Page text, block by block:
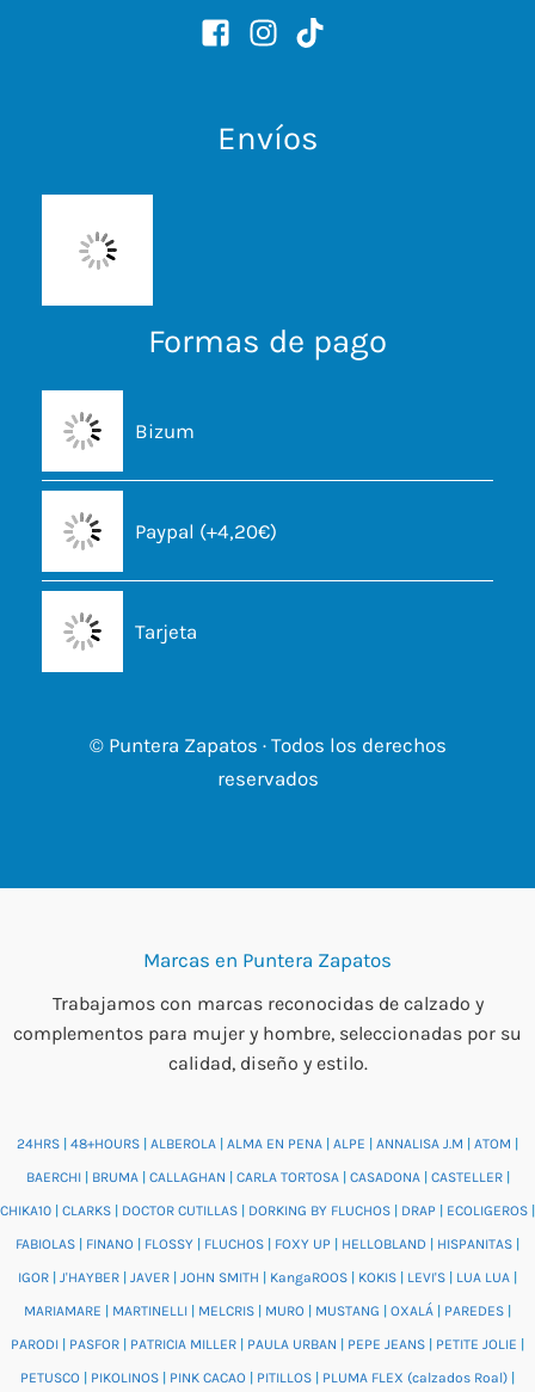
Envíos
Formas de pago
Bizum
Paypal (+4,20€)
Tarjeta
© Puntera Zapatos · Todos los derechos
reservados
Marcas en Puntera Zapatos
Trabajamos con marcas reconocidas de calzado y
complementos para mujer y hombre, seleccionadas por su
calidad, diseño y estilo.
24HRS | 48+HOURS | ALBEROLA | ALMA EN PENA | ALPE | ANNALISA J.M | ATOM |
BAERCHI| BRUMA | CALLAGHAN | CARLA TORTOSA | CASADONA | CASTELLER|
CHIKA10 | CLARKS | DOCTOR CUTILLAS | DORKING BY FLUCHOS | DRAP | ECOLIGEROS |
FABIOLAS | FINANO | FLOSSY | FLUCHOS | FOXY UP | HELLOBLAND | HISPANITAS |
IGOR | J'HAYBER | JAVER | JOHN SMITH | KangaROOS | KOKIS | LEVI'S | LUA LUA |
MARIAMARE | MARTINELLI | MELCRIS | MURO | MUSTANG | OXALÁ | PAREDES |
PARODI | PASFOR | PATRICIA MILLER | PAULA URBAN | PEPE JEANS | PETITE JOLIE |
PETUSCO | PIKOLINOS | PINK CACAO | PITILLOS | PLUMA FLEX (calzados Roal) |